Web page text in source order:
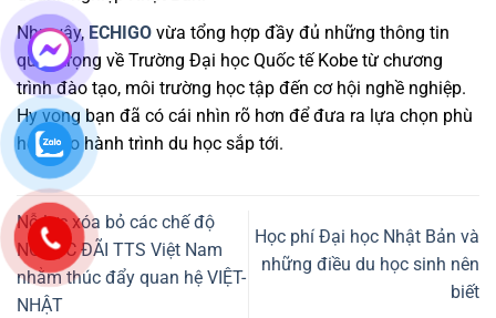
Như vậy, ECHIGO vừa tổng hợp đầy đủ những thông tin
quan trọng về Trường Đại học Quốc tế Kobe từ chương
trình đào tạo, môi trường học tập đến cơ hội nghề nghiệp.
Hy vọng bạn đã có cái nhìn rõ hơn để đưa ra lựa chọn phù
hợp cho hành trình du học sắp tới.
Nỗ lực xóa bỏ các chế độ
NGƯỢC ĐÃI TTS Việt Nam
nhằm thúc đẩy quan hệ VIỆT-
NHẬT
Học phí Đại học Nhật Bản và
những điều du học sinh nên
biết